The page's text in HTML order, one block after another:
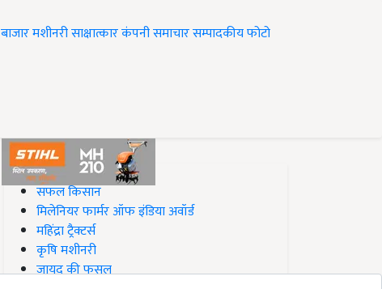
बाजारमशीनरीसाक्षात्कारकंपनी समाचारसम्पादकीयफोटो
#Top on Krishi Jagran
सफल किसान
मिलेनियर फार्मर ऑफ इंडिया अवॉर्ड
महिंद्रा ट्रैक्टर्स
कृषि मशीनरी
जायद की फसल